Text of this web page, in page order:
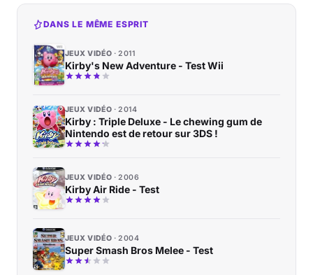
DANS LE MÊME ESPRIT
JEUX VIDÉO 2011
Kirby's New Adventure - Test Wii
JEUX VIDÉO 2014
Kirby : Triple Deluxe - Le chewing gum de
Nintendo est de retour sur 3DS !
JEUX VIDÉO 2006
Kirby Air Ride - Test
JEUX VIDÉO 2004
Super Smash Bros Melee - Test